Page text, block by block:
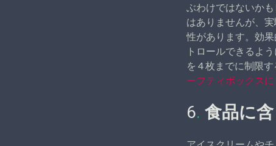
ぶわけではないか
はありませんが、
性があります。効
トロールできるよ
を 4 枚までに制限
ーフティボックス
6. 食品に
アイスクリームや